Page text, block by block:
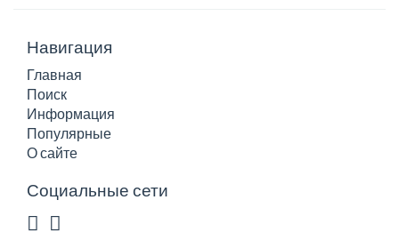
Навигация
Главная
Поиск
Информация
Популярные
О сайте
Социальные сети